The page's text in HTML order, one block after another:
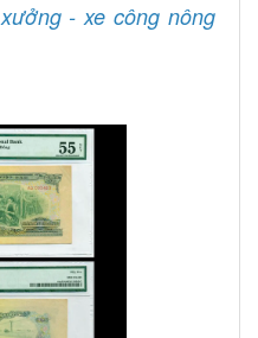
- xe công nông